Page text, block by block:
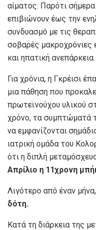
αίματος. Παρότι
επιβιώνουν έως την
συνδυασμό με τις
σοβαρές μακροχρόνιες
και ηπατική ανεπάρκεια.
Για χρόνια, η Γκρέισι
μια πάθηση που
πρωτεϊνούχου υλικού
χρόνο, τα συμπτώματά
να εμφανίζονται
ιατρική ομάδα του
ότι η διπλή
Απρίλιο η 11χρονη
Λιγότερο από έναν
δότη.
Κατά τη διάρκεια της